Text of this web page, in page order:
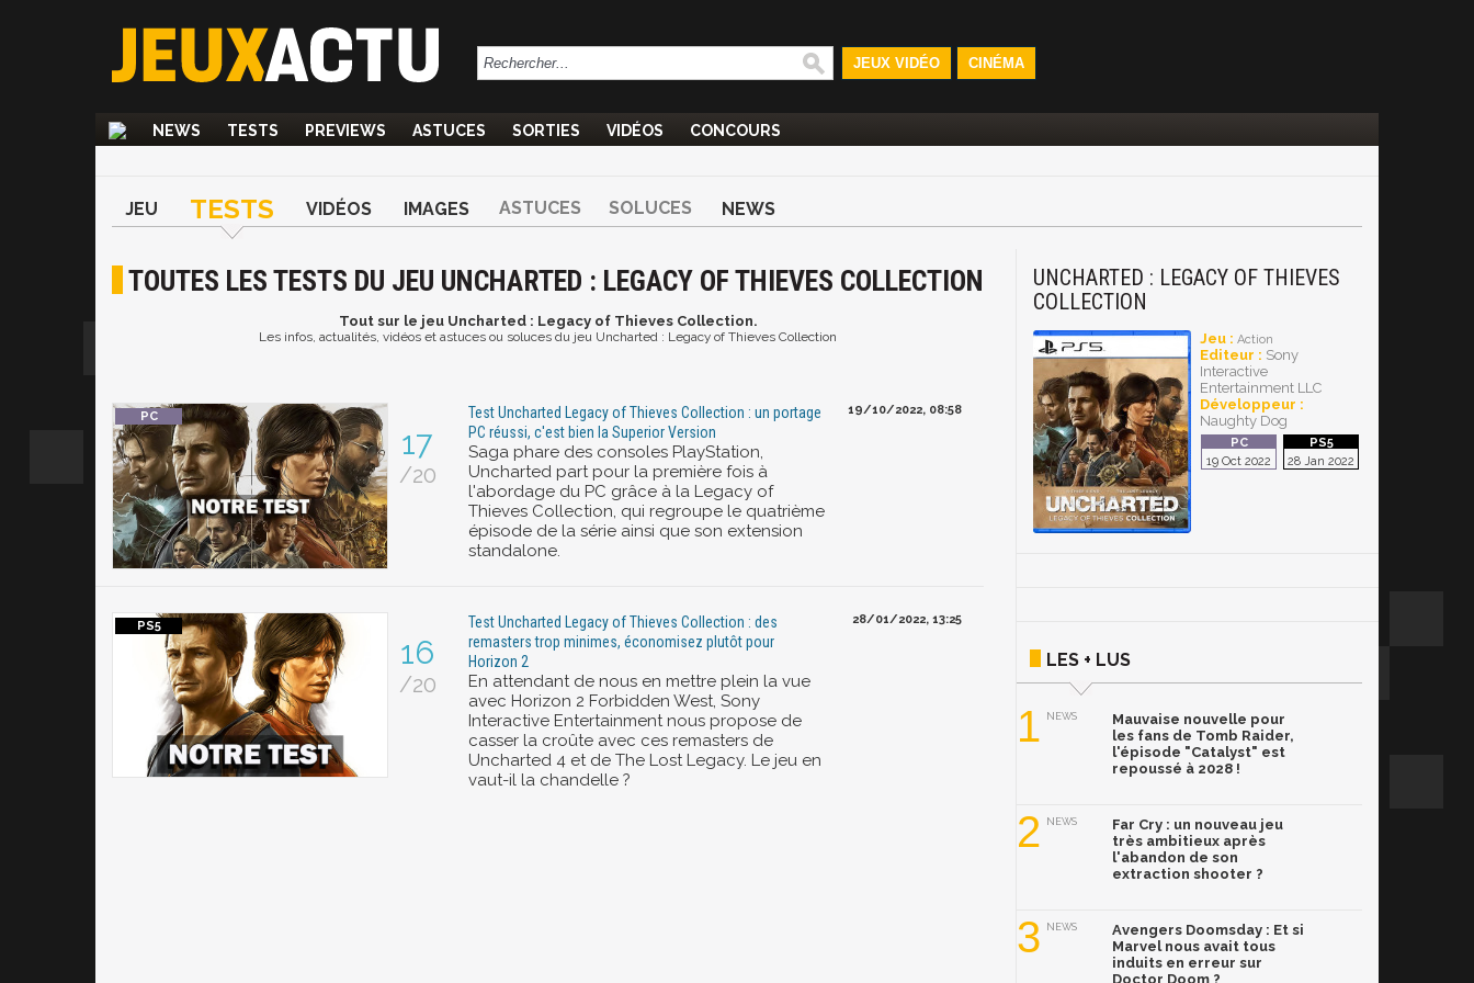
JEUX VIDÉO CINÉMA
NEWS TESTS PREVIEWS ASTUCES SORTIES VIDÉOS CONCOURS
JEU TESTS VIDÉOS IMAGES ASTUCES SOLUCES NEWS
TOUTES LES TESTS DU JEU UNCHARTED : LEGACY OF THIEVES COLLECTION
Toutsur le jeu Uncharted : Legacy of Thieves Collection.
Les infos, actualités, vidéos et astuces ou soluces du jeu Uncharted : Legacy of Thieves Collection
17
/20
Test Uncharted Legacy of Thieves Collection : un portage
PC réussi, c'est bien la Superior Version
Saga phare des consoles PlayStation,
Uncharted part pour la première fois à
l'abordage du PC grâce à la Legacy of
Thieves Collection, qui regroupe le quatrième
épisode de la série ainsi que son extension
standalone.
19/10/2022, 08:58
16
/20
Test Uncharted Legacy of Thieves Collection : des
remasters trop minimes, économisez plutôt pour
Horizon 2
En attendant de nous en mettre plein la vue
avec Horizon 2 Forbidden West, Sony
Interactive Entertainment nous propose de
casser la croûte avec ces remasters de
Uncharted 4 et de The Lost Legacy. Le jeu en
vaut-il la chandelle ?
28/01/2022, 13:25
UNCHARTED : LEGACY OF THIEVES
COLLECTION
Jeu : Action
Editeur : Sony
Interactive
Entertainment LLC
Développeur :
Naughty Dog
19 Oct 2022 28 Jan 2022
LES + LUS
1 NEWS
Mauvaise nouvelle pour
les fans de Tomb Raider,
l'épisode "Catalyst" est
repoussé à 2028 !
2 NEWS
Far Cry : un nouveau jeu
très ambitieux après
l'abandon de son
extraction shooter ?
3 NEWS
Avengers Doomsday : Et si
Marvel nous avait tous
induits en erreur sur
Doctor Doom ?